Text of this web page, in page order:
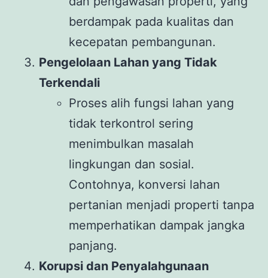
berdampak pada kualitas dan
kecepatan pembangunan.
Pengelolaan Lahan yang Tidak
Terkendali
Proses alih fungsi lahan yang
tidak terkontrol sering
menimbulkan masalah
lingkungan dan sosial.
Contohnya, konversi lahan
pertanian menjadi properti tanpa
memperhatikan dampak jangka
panjang.
Korupsi dan Penyalahgunaan